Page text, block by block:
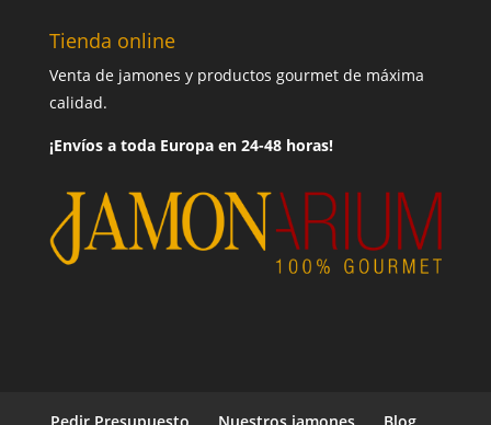
Tienda online
Venta de jamones y productos gourmet de máxima
calidad.
¡Envíos a toda Europa en 24-48 horas!
Pedir Presupuesto Nuestros jamones Blog